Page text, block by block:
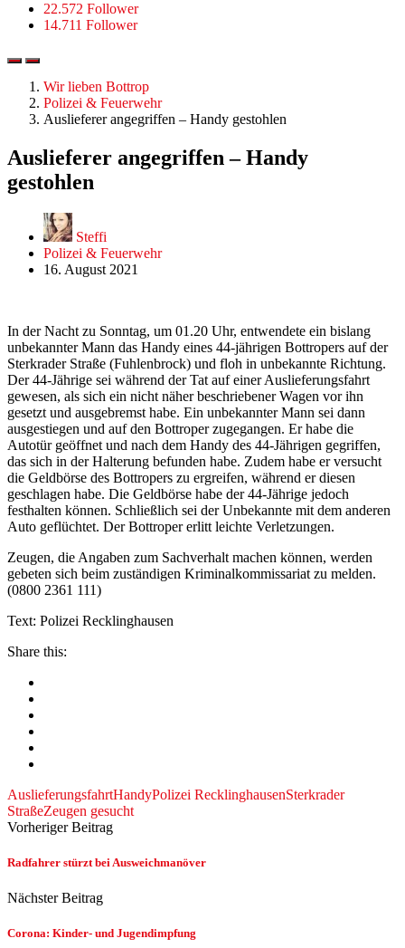
22.572 Follower
14.711 Follower
Wir lieben Bottrop
Polizei & Feuerwehr
Auslieferer angegriffen – Handy gestohlen
Auslieferer angegriffen – Handy
gestohlen
Steffi
Polizei & Feuerwehr
16. August 2021
In der Nacht zu Sonntag, um 01.20 Uhr, entwendete ein bislang
unbekannter Mann das Handy eines 44-jährigen Bottropers auf der
Sterkrader Straße (Fuhlenbrock) und floh in unbekannte Richtung.
Der 44-Jährige sei während der Tat auf einer Auslieferungsfahrt
gewesen, als sich ein nicht näher beschriebener Wagen vor ihn
gesetzt und ausgebremst habe. Ein unbekannter Mann sei dann
ausgestiegen und auf den Bottroper zugegangen. Er habe die
Autotür geöffnet und nach dem Handy des 44-Jährigen gegriffen,
das sich in der Halterung befunden habe. Zudem habe er versucht
die Geldbörse des Bottropers zu ergreifen, während er diesen
geschlagen habe. Die Geldbörse habe der 44-Jährige jedoch
festhalten können. Schließlich sei der Unbekannte mit dem anderen
Auto geflüchtet. Der Bottroper erlitt leichte Verletzungen.
Zeugen, die Angaben zum Sachverhalt machen können, werden
gebeten sich beim zuständigen Kriminalkommissariat zu melden.
(0800 2361 111)
Text: Polizei Recklinghausen
Share this:
AuslieferungsfahrtHandyPolizei RecklinghausenSterkrader
StraßeZeugen gesucht
Vorheriger Beitrag
Radfahrer stürzt bei Ausweichmanöver
Nächster Beitrag
Corona: Kinder- und Jugendimpfung